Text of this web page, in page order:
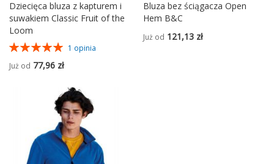
Dziecięca bluza z kapturem i
suwakiem Classic Fruit of the
Loom
Ocena:
1 opinia
Już od 77,96 zł
Bluza bez ściągacza Open
Hem B&C
Już od 121,13 zł